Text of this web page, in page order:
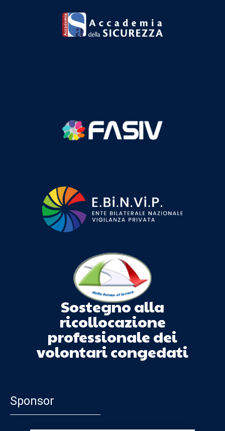
Sostegno alla
ricollocazione
professionale dei
volontari congedati
Sponsor